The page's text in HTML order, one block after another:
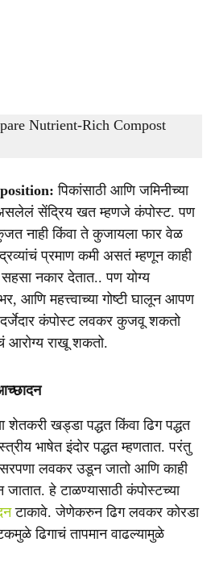
Compost Faster-Agrowon
पिकांसाठी आणि जमिनीच्या
असलेलं सेंद्रिय खत म्हणजे कंपोस्ट. पण
नाही किंवा ते कुजायला फार वेळ
प्रमाण कमी असतं म्हणून काही
नकार देतात.. पण योग्य
आणि महत्त्वाच्या गोष्टी घालून आपण
कंपोस्ट लवकर कुजवू शकतो
आरोग्य राखू शकतो.
शेतकरी खड्डा पद्धत किंवा ढिग पद्धत
भाषेत इंदोर पद्धत म्हणतात. परंतु
लवकर उडून जातो आणि काही
हे टाळण्यासाठी कंपोस्टच्या
टाकावे. जेणेकरुन ढिग लवकर कोरडा
ढिगाचं तापमान वाढल्यामुळे